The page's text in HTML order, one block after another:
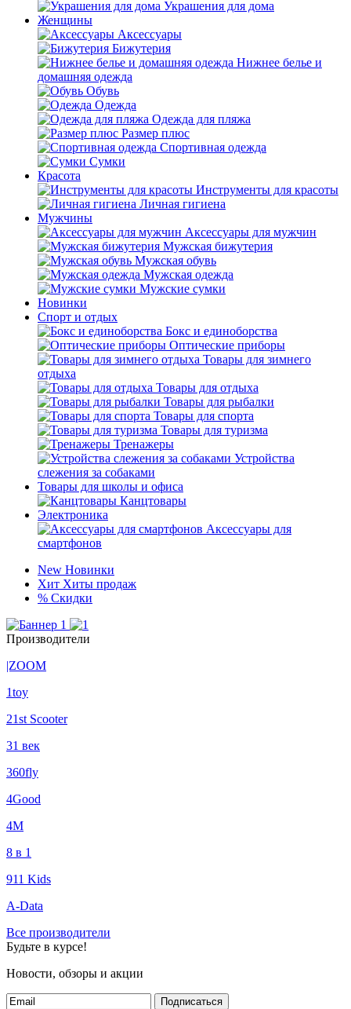
Украшения для дома
Женщины
Аксессуары
Бижутерия
Нижнее белье и
домашняя одежда
Обувь
Одежда
Одежда для пляжа
Размер плюс
Спортивная одежда
Сумки
Красота
Инструменты для красоты
Личная гигиена
Мужчины
Аксессуары для мужчин
Мужская бижутерия
Мужская обувь
Мужская одежда
Мужские сумки
Новинки
Спорт и отдых
Бокс и единоборства
Оптические приборы
Товары для зимнего
отдыха
Товары для отдыха
Товары для рыбалки
Товары для спорта
Товары для туризма
Тренажеры
Устройства
слежения за собаками
Товары для школы и офиса
Канцтовары
Электроника
Аксессуары для
смартфонов
New Новинки
Хит Хиты продаж
% Скидки
Производители
|ZOOM
1toy
21st Scooter
31 век
360fly
4Good
4М
8 в 1
911 Kids
A-Data
Все производители
Будьте в курсе!
Новости, обзоры и акции
Подписаться